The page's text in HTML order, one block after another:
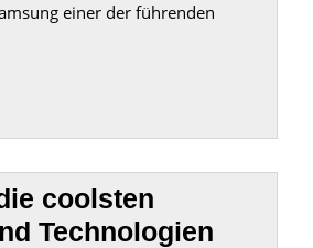
einer der führenden
coolsten
Technologien